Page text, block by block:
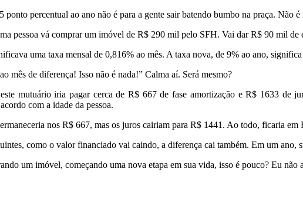
percentual ao ano não é para a gente sair batendo bumbo na praça.
pessoa vá comprar um imóvel de R$ 290 mil pelo SFH. Vai dar R$ 90 mil
uma taxa mensal de 0,816% ao mês. A taxa nova, de 9% ao ano,
mês de diferença! Isso não é nada!” Calma aí. Será mesmo?
mutuário iria pagar cerca de R$ 667 de fase amortização e R$ 1633 de
com a idade da pessoa.
nos R$ 667, mas os juros cairiam para R$ 1441. Ao todo, ficaria
como o valor financiado vai caindo, a diferença cai também. Em um ano,
um imóvel, começando uma nova etapa em sua vida, isso é pouco? Eu não